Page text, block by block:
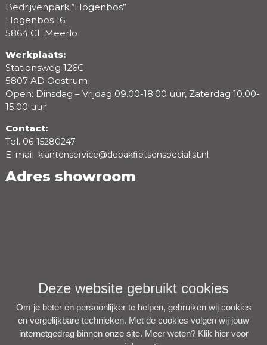
Beoordeling
Bedrijvenpark “Hogenbos”
Hogenbos 16
5864 CL Meerlo
Werkplaats:
Stationsweg 126C
5807 AD Oostrum
Open: Dinsdag – Vrijdag 09.00-18.00 uur, Zaterdag 10.00-
15.00 uur
Contact:
Tel. 06-15280247
E-mail. klantenservice@debakfietsenspecialist.nl
Adres showroom
Deze website gebruikt cookies
Om je beter en persoonlijker te helpen, gebruiken wij cookies
en vergelijkbare technieken. Met de cookies volgen wij jouw
internetgedrag binnen onze site. Meer weten? Klik hier voor